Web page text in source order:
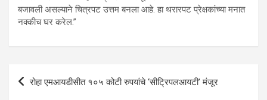
बजावली असल्याने चित्रपट उत्तम बनला आहे. हा थरारपट प्रेक्षकांच्या मनात
नक्कीच घर करेल.”
Post
navigation
रोहा एमआयडीसीत १०५ कोटी रुपयांचे ‘सीट्रिपलआयटी’ मंजूर